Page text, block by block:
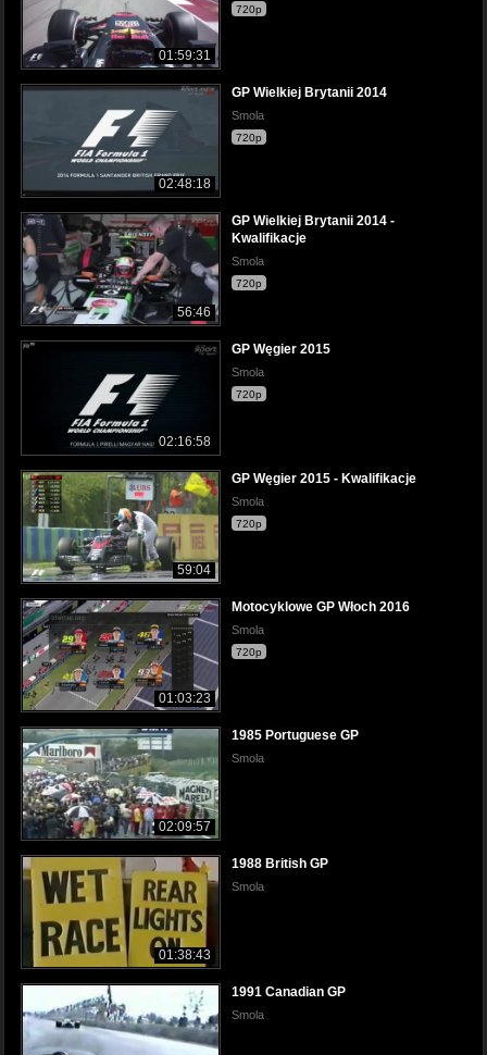
01:59:31
720p
02:48:18
GP Wielkiej Brytanii 2014
Smola
720p
56:46
GP Wielkiej Brytanii 2014 -
Kwalifikacje
Smola
720p
02:16:58
GP Węgier 2015
Smola
720p
59:04
GP Węgier 2015 - Kwalifikacje
Smola
720p
01:03:23
Motocyklowe GP Włoch 2016
Smola
720p
02:09:57
1985 Portuguese GP
Smola
01:38:43
1988 British GP
Smola
1991 Canadian GP
Smola